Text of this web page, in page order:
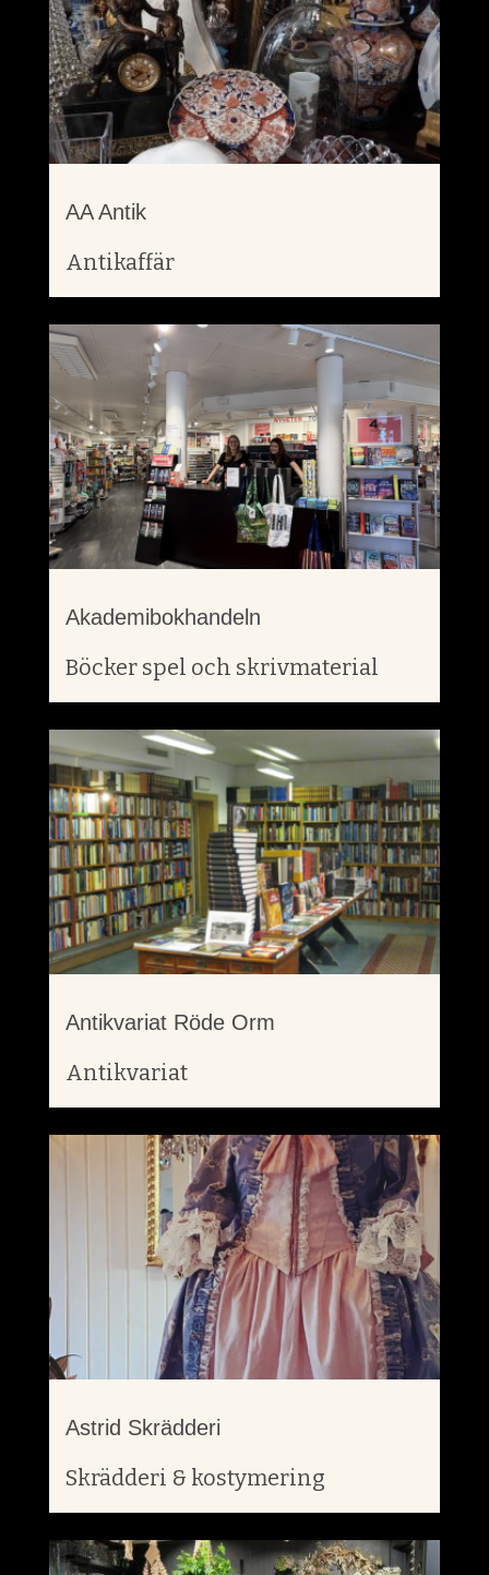
AA Antik
Antikaffär
Akademibokhandeln
Böcker spel och skrivmaterial
Antikvariat Röde Orm
Antikvariat
Astrid Skrädderi
Skrädderi & kostymering